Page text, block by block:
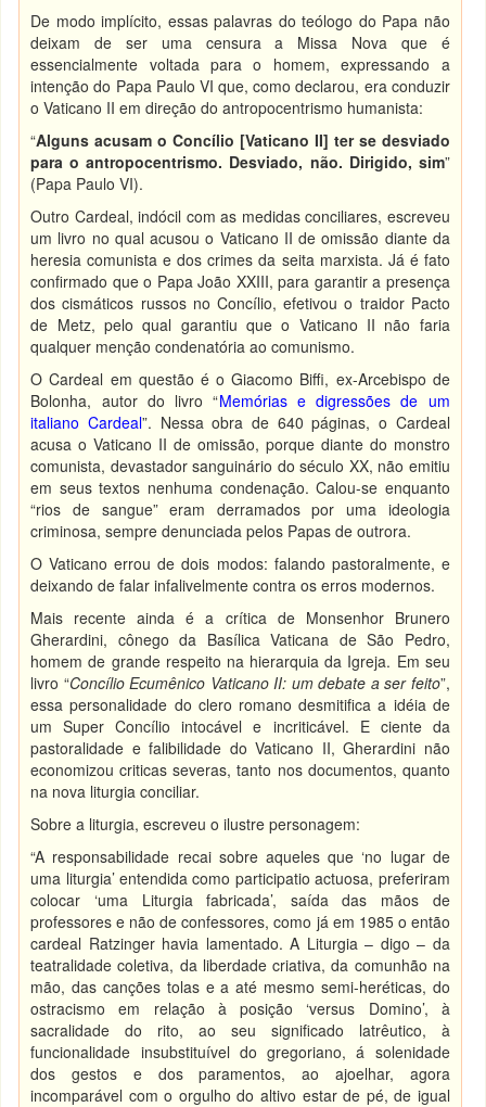
De modo implícito, essas palavras do teólogo do Papa não
deixam de ser uma censura a Missa Nova que é
essencialmente voltada para o homem, expressando a
intenção do Papa Paulo VI que, como declarou, era conduzir
o Vaticano II em direção do antropocentrismo humanista:
“Alguns acusam o Concílio [Vaticano II] ter se desviado
para o antropocentrismo. Desviado, não. Dirigido, sim”
(Papa Paulo VI).
Outro Cardeal, indócil com as medidas conciliares, escreveu
um livro no qual acusou o Vaticano II de omissão diante da
heresia comunista e dos crimes da seita marxista. Já é fato
confirmado que o Papa João XXIII, para garantir a presença
dos cismáticos russos no Concílio, efetivou o traidor Pacto
de Metz, pelo qual garantiu que o Vaticano II não faria
qualquer menção condenatória ao comunismo.
O Cardeal em questão é o Giacomo Biffi, ex-Arcebispo de
Bolonha, autor do livro “Memórias e digressões de um
italiano Cardeal”. Nessa obra de 640 páginas, o Cardeal
acusa o Vaticano II de omissão, porque diante do monstro
comunista, devastador sanguinário do século XX, não emitiu
em seus textos nenhuma condenação. Calou-se enquanto
“rios de sangue” eram derramados por uma ideologia
criminosa, sempre denunciada pelos Papas de outrora.
O Vaticano errou de dois modos: falando pastoralmente, e
deixando de falar infalivelmente contra os erros modernos.
Mais recente ainda é a crítica de Monsenhor Brunero
Gherardini, cônego da Basílica Vaticana de São Pedro,
homem de grande respeito na hierarquia da Igreja. Em seu
livro “Concílio Ecumênico Vaticano II: um debate a ser feito”,
essa personalidade do clero romano desmitifica a idéia de
um Super Concílio intocável e incriticável. E ciente da
pastoralidade e falibilidade do Vaticano II, Gherardini não
economizou criticas severas, tanto nos documentos, quanto
na nova liturgia conciliar.
Sobre a liturgia, escreveu o ilustre personagem:
“A responsabilidade recai sobre aqueles que ‘no lugar de
uma liturgia’ entendida como participatio actuosa, preferiram
colocar ‘uma Liturgia fabricada’, saída das mãos de
professores e não de confessores, como já em 1985 o então
cardeal Ratzinger havia lamentado. A Liturgia – digo – da
teatralidade coletiva, da liberdade criativa, da comunhão na
mão, das canções tolas e a até mesmo semi-heréticas, do
ostracismo em relação à posição ‘versus Domino’, à
sacralidade do rito, ao seu significado latrêutico, à
funcionalidade insubstituível do gregoriano, á solenidade
dos gestos e dos paramentos, ao ajoelhar, agora
incomparável com o orgulho do altivo estar de pé, de igual